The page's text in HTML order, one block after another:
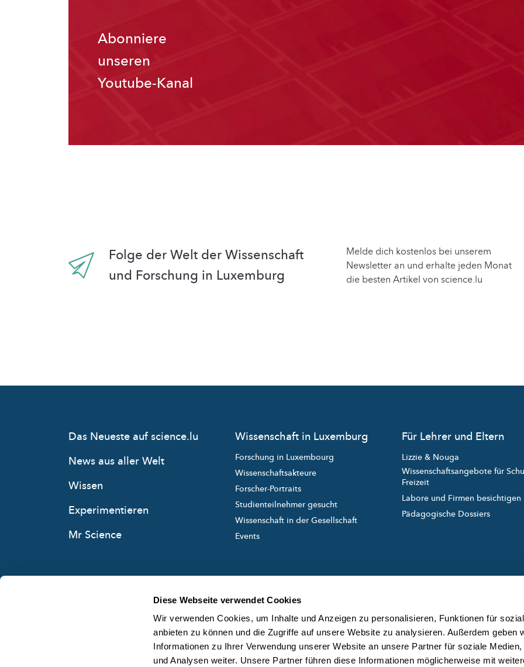
Diese Webseite verwendet Cookies
Wir verwenden Cookies, um Inhalte und Anzeigen zu personalisieren, Funktionen für
anbieten zu können und die Zugriffe auf unsere Website zu analysieren. Außerdem geben
Informationen zu Ihrer Verwendung unserer Website an unsere Partner für soziale Medien,
und Analysen weiter. Unsere Partner führen diese Informationen möglicherweise mit
Abonniere
unseren
Youtube-Kanal
Folge der Welt der Wissenschaft
und Forschung in Luxemburg
Melde dich kostenlos bei unserem
Newsletter an und erhalte jeden Monat
die besten Artikel von science.lu
Das Neueste auf science.lu
News aus aller Welt
Wissen
Experimentieren
Mr Science
Wissenschaft in Luxemburg
Forschung in Luxembourg
Wissenschaftsakteure
Forscher-Portraits
Studienteilnehmer gesucht
Wissenschaft in der Gesellschaft
Events
Für Lehrer und Eltern
Lizzie & Nouga
Wissenschaftsangebote für
Freizeit
Labore und Firmen besichtigen
Pädagogische Dossiers
created and managed by